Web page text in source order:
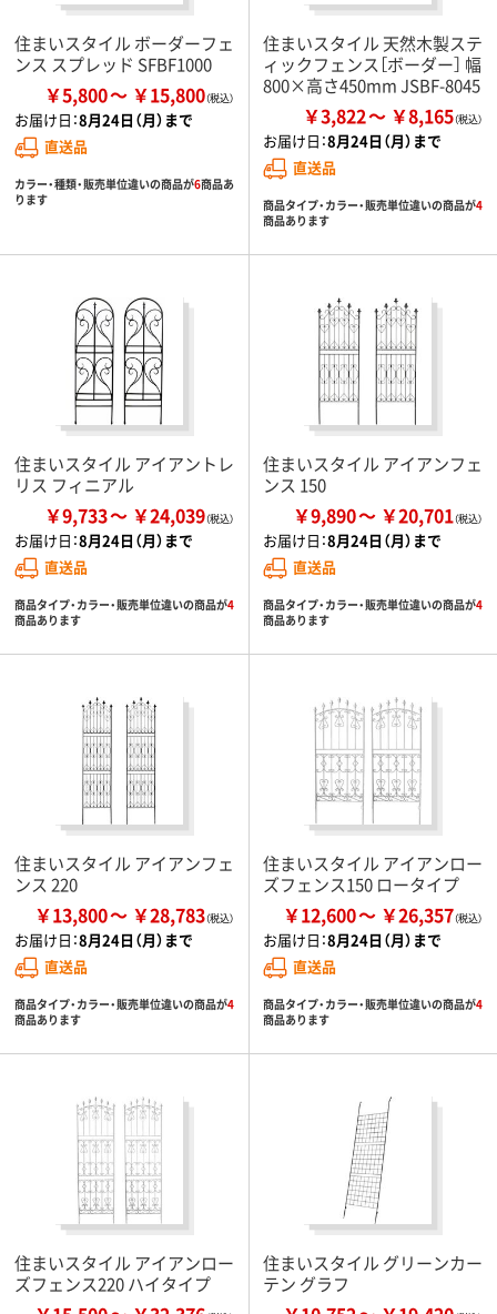
住まいスタイル ボーダーフェ
ンス スプレッド SFBF1000
￥5,800 ￥15,800
お届け日：8月24日（月）まで
直送品
カラー・種類・販売単位違いの商品が6商品あ
ります
住まいスタイル 天然木製ステ
ィックフェンス［ボーダー］ 幅
800×高さ450mm JSBF-8045
￥3,822 ￥8,165
お届け日：8月24日（月）まで
直送品
商品タイプ・カラー・販売単位違いの商品が4
商品あります
住まいスタイル アイアントレ
リス フィニアル
￥9,733 ￥24,039
お届け日：8月24日（月）まで
直送品
商品タイプ・カラー・販売単位違いの商品が4
商品あります
住まいスタイル アイアンフェ
ンス 150
￥9,890 ￥20,701
お届け日：8月24日（月）まで
直送品
商品タイプ・カラー・販売単位違いの商品が4
商品あります
住まいスタイル アイアンフェ
ンス 220
￥13,800 ￥28,783
お届け日：8月24日（月）まで
直送品
商品タイプ・カラー・販売単位違いの商品が4
商品あります
住まいスタイル アイアンロー
ズフェンス150 ロータイプ
￥12,600 ￥26,357
お届け日：8月24日（月）まで
直送品
商品タイプ・カラー・販売単位違いの商品が4
商品あります
住まいスタイル アイアンロー
ズフェンス220 ハイタイプ
住まいスタイル グリーンカー
テン グラフ